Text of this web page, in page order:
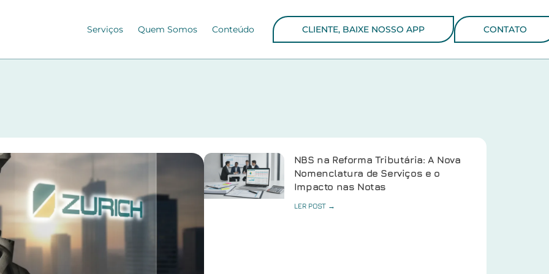
Serviços Quem Somos Conteúdo CLIENTE, BAIXE NOSSO APP CONTATO
NBS na Reforma Tributária: A Nova
Nomenclatura de Serviços e o
Impacto nas Notas
LER POST →